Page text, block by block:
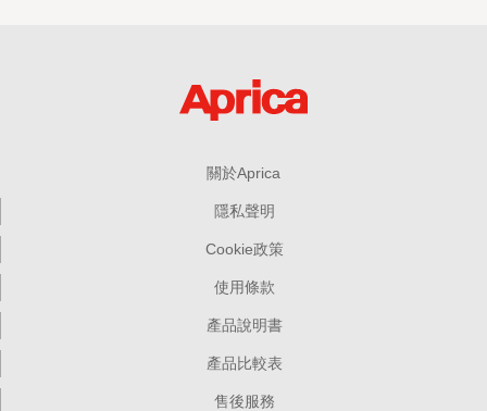
關於Aprica
隱私聲明
Cookie政策
使用條款
產品說明書
產品比較表
售後服務